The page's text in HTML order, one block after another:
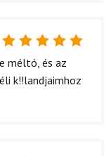
Értékelés:
/ 5
méltó, és az
k!!landjaimhoz